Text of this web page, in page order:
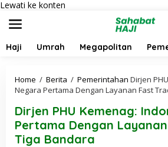
Lewati ke konten
Haji Umrah Megapolitan
Home / Berita / Pemerintahan Dirjen
Negara Pertama Dengan Layanan Fast
Dirjen PHU Kemenag:
Pertama Dengan
Tiga Bandara